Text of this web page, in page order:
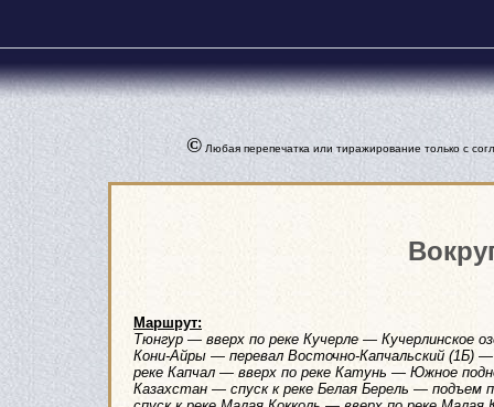
© Любая перепечатка или тиражирование только с
Маршрут:
Тюнгур — вверх по реке Кучерле — Кучерлинское
Кони-Айры — перевал Восточно-Капчальский (1Б)
реке Капчал — вверх по реке Катунь — Южное
Казахстан — спуск к реке Белая Берель — подъем